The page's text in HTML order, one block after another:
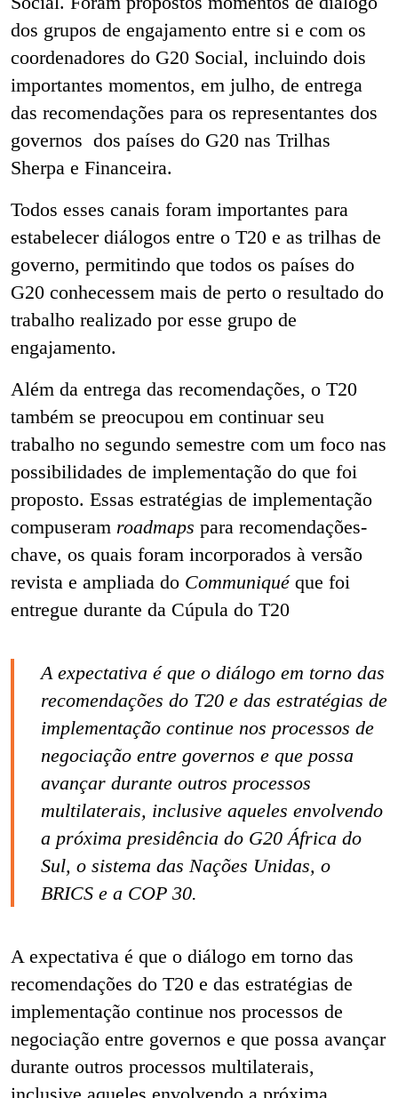
dos grupos de engajamento entre si e com os
coordenadores do G20 Social, incluindo dois
importantes momentos, em julho, de entrega
das recomendações para os representantes dos
governos dos países do G20 nas Trilhas
Sherpa e Financeira.
Todos esses canais foram importantes para
estabelecer diálogos entre o T20 e as trilhas de
governo, permitindo que todos os países do
G20 conhecessem mais de perto o resultado do
trabalho realizado por esse grupo de
engajamento.
Além da entrega das recomendações, o T20
também se preocupou em continuar seu
trabalho no segundo semestre com um foco nas
possibilidades de implementação do que foi
proposto. Essas estratégias de implementação
compuseram roadmaps para recomendações-
chave, os quais foram incorporados à versão
revista e ampliada do Communiquéque foi
entregue durante da Cúpula do T20
A expectativa é que o diálogo em torno das
recomendações do T20 e das estratégias de
implementação continue nos processos de
negociação entre governos e que possa
avançar durante outros processos
multilaterais, inclusive aqueles envolvendo
a próxima presidência do G20 África do
Sul, o sistema das Nações Unidas, o
BRICS e a COP 30.
A expectativa é que o diálogo em torno das
recomendações do T20 e das estratégias de
implementação continue nos processos de
negociação entre governos e que possa avançar
durante outros processos multilaterais,